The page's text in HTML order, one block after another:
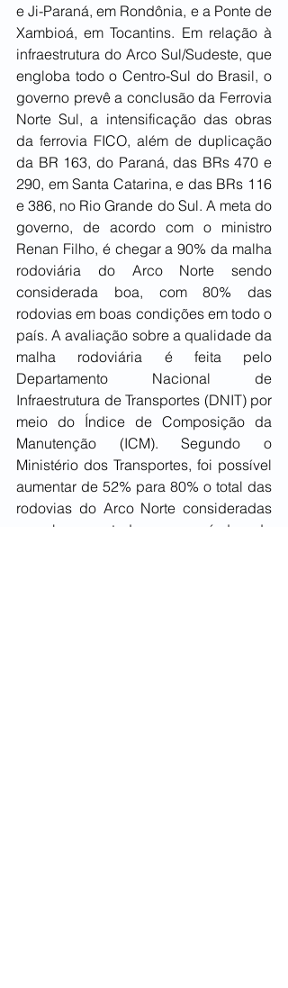
e Ji-Paraná, em Rondônia, e a Ponte de
Xambioá, em Tocantins. Em relação à
infraestrutura do Arco Sul/Sudeste, que
engloba todo o Centro-Sul do Brasil, o
governo prevê a conclusão da Ferrovia
Norte Sul, a intensificação das obras
da ferrovia FICO, além de duplicação
da BR 163, do Paraná, das BRs 470 e
290, em Santa Catarina, e das BRs 116
e 386, no Rio Grande do Sul. A meta do
governo, de acordo com o ministro
Renan Filho, é chegar a 90% da malha
rodoviária do Arco Norte sendo
considerada boa, com 80% das
rodovias em boas condições em todo o
país. A avaliação sobre a qualidade da
malha rodoviária é feita pelo
Departamento Nacional de
Infraestrutura de Transportes (DNIT) por
meio do Índice de Composição da
Manutenção (ICM). Segundo o
Ministério dos Transportes, foi possível
aumentar de 52% para 80% o total das
rodovias do Arco Norte consideradas
em bom estado no período de